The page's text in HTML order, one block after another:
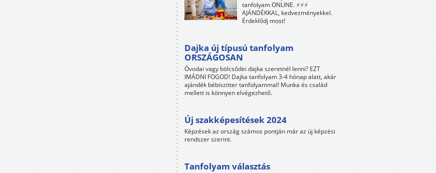
tanfolyam ONLINE. ⚡⚡⚡
AJÁNDÉKKAL, kedvezményekkel.
Érdeklődj most!
Dajka új típusú tanfolyam
ORSZÁGOSAN
Óvodai vagy bölcsődei dajka szeretnél lenni? EZT
IMÁDNI FOGOD! Dajka tanfolyam 3-4 hónap alatt, akár
ajándék bébiszitter tanfolyammal! Munka és család
mellett is könnyen elvégezhető.
Új szakképesítések 2024
Képzések az ország számos pontján már az új képzési
rendszer szerint.
Tanfolyam választás